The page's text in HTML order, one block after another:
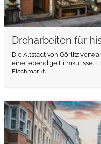
Dreharbeiten für
Die Altstadt von Görlitz
eine lebendige Filmkulisse.
Fischmarkt.